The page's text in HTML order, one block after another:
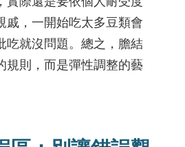
戚，一開始吃太多豆類會
吃就沒問題。總之，膽結
規則，而是彈性調整的藝